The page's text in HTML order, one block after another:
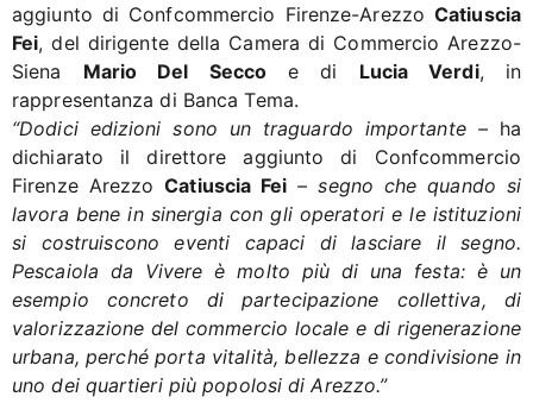
aggiunto di Confcommercio Firenze-ArezzoCatiuscia
Fei, del dirigente della Camera di Commercio Arezzo-
Siena Mario Del Secco e di Lucia Verdi, in
rappresentanza di Banca Tema.
“Dodici edizioni sono un traguardo importante – ha
dichiarato il direttore aggiunto di Confcommercio
Firenze ArezzoCatiuscia Fei – segno che quando si
lavora bene in sinergia con gli operatori e le istituzioni
si costruiscono eventi capaci di lasciare il segno.
Pescaiola da Vivere è molto più di una festa: è un
esempio concreto di partecipazione collettiva, di
valorizzazione del commercio locale e di rigenerazione
urbana, perché porta vitalità, bellezza e condivisione in
uno dei quartieri più popolosi di Arezzo.”